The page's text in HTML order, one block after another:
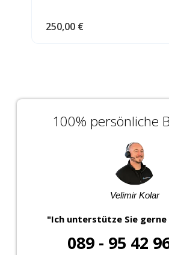
250,00 €
100% persönliche
Velimir Kolar
"Ich unterstütze Sie gerne
089 - 95 42